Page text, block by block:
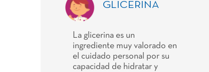
GLICERINA
La glicerina es un
ingrediente muy valorado en
el cuidado personal por su
capacidad de hidratar y